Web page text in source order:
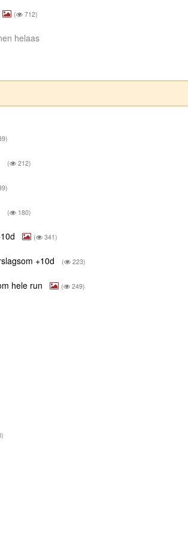
( 712)
helaas
( 212)
( 180)
( 341)
+10d ( 223)
hele run ( 249)